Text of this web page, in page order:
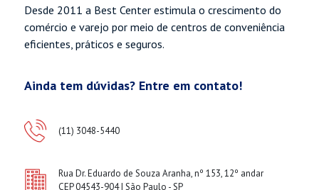
Desde 2011 a Best Center estimula o crescimento do
comércio e varejo por meio de centros de conveniência
eficientes, práticos e seguros.
Ainda tem dúvidas? Entre em contato!
(11) 3048-5440
Rua Dr. Eduardo de Souza Aranha, nº 153, 12º andar
CEP 04543-904 | São Paulo - SP